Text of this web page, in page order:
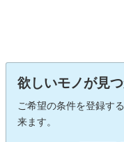
欲しいモノが見
ご希望の条件を登録す
来ます。